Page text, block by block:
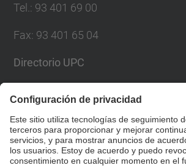
Tel. : 93 401 69 00
Fax: 93 401 65 04
Directorio UPC
© UPCEscuela Técnica Superior de Ingenieros